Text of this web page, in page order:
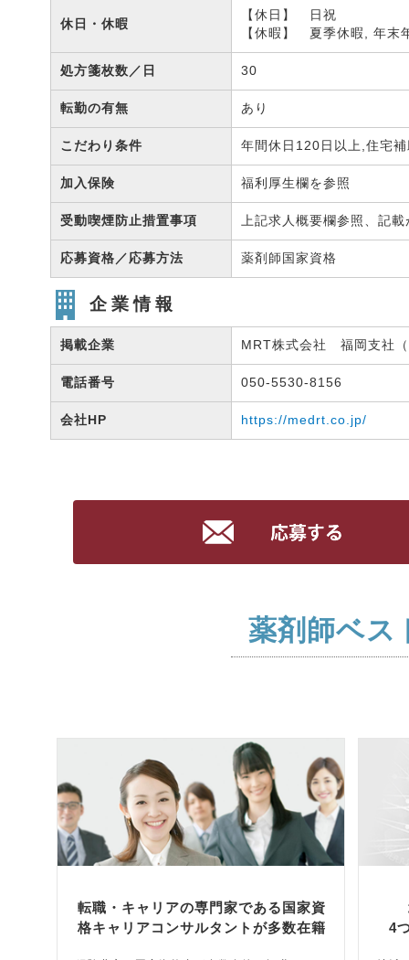
休日・休暇
【休日】 日祝
【休暇】 夏季休暇, 年末
処方箋枚数／日 30
転勤の有無 あり
こだわり条件 年間休日120日以上,住宅
加入保険 福利厚生欄を参照
受動喫煙防止措置事項 上記求人概要欄参照、記
応募資格／応募方法 薬剤師国家資格
企業情報
掲載企業 MRT株式会社 福岡支社
電話番号 050-5530-8156
会社HP https://medrt.co.jp/
薬剤師ベス
転職・キャリアの専門家である国家資
格キャリアコンサルタントが多数在籍
4